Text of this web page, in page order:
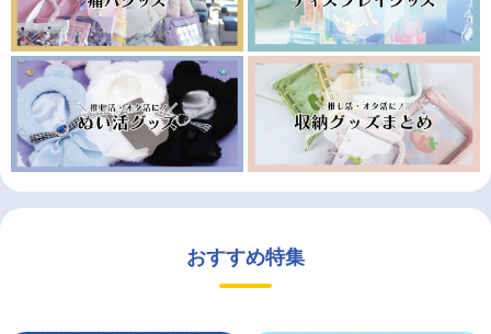
おすすめ特集